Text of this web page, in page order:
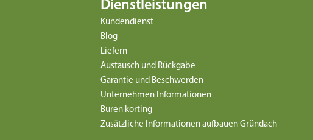
Dienstleistungen
Kundendienst
Blog
Liefern
Austausch und Rückgabe
Garantie und Beschwerden
Unternehmen Informationen
Buren korting
Zusätzliche Informationen aufbauen Gründach